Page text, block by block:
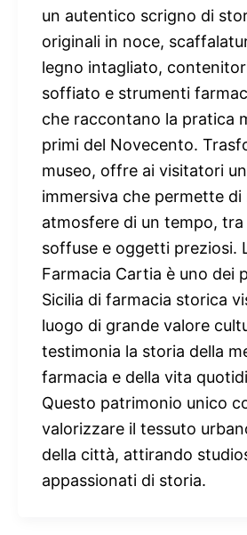
un autentico scrigno di
originali in noce,
legno intagliato,
soffiato e strumenti
che raccontano la pratica
primi del Novecento.
museo, offre ai visitatori
immersiva che permette di
atmosfere di un tempo,
soffuse e oggetti preziosi.
Farmacia Cartia è uno dei
Sicilia di farmacia storica
luogo di grande valore
testimonia la storia della
farmacia e della vita
Questo patrimonio unico
valorizzare il tessuto
della città, attirando
appassionati di storia.